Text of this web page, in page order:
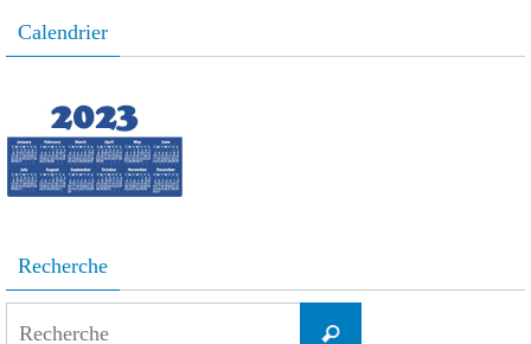
Calendrier
Recherche
Recherche